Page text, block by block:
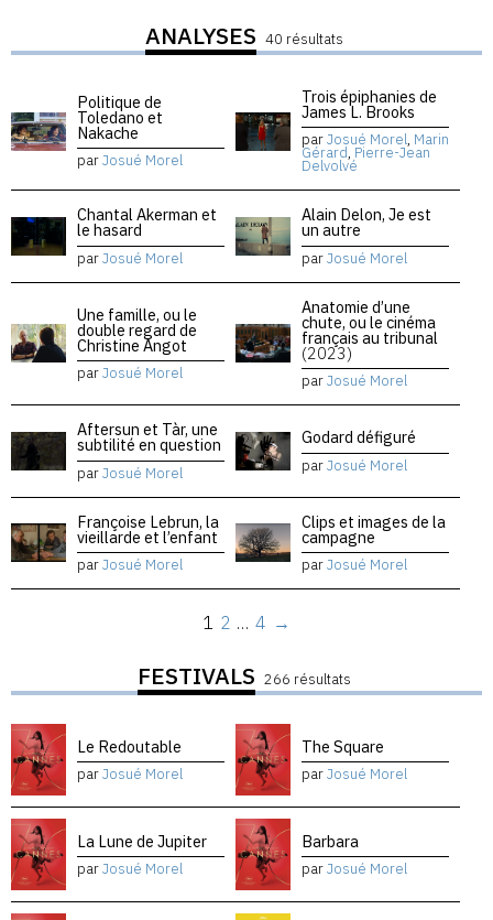
ANALYSES 40 résultats
Politique de
Toledano et
Nakache
parJosué Morel
Trois épiphanies de
James L. Brooks
parJosué Morel, Marin
Gérard, Pierre-Jean
Delvolvé
Chantal Akerman et
le hasard
parJosué Morel
Alain Delon, Je est
un autre
parJosué Morel
Une famille, ou le
double regard de
Christine Angot
parJosué Morel
Anatomie d’une
chute, ou le cinéma
français au tribunal
(2023)
parJosué Morel
Aftersun et Tàr, une
subtilité en question
parJosué Morel
Godard défiguré
parJosué Morel
Françoise Lebrun, la
vieillarde et l’enfant
parJosué Morel
Clips et images de la
campagne
parJosué Morel
1 2 … 4 →
FESTIVALS 266 résultats
Le Redoutable
parJosué Morel
The Square
parJosué Morel
La Lune de Jupiter
parJosué Morel
Barbara
parJosué Morel